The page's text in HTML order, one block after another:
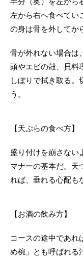
左から右へ食べてい
の身は骨を外してか
骨が外れない場合は
頭やエビの殻、貝料
しぼりで拭き取る。
う。
【天ぷらの食べ方】
盛り付けを崩さない
マナーの基本だ。天
れば、垂れる心配も
【お酒の飲み方】
コースの途中であれ
め椀」とも呼ばれる